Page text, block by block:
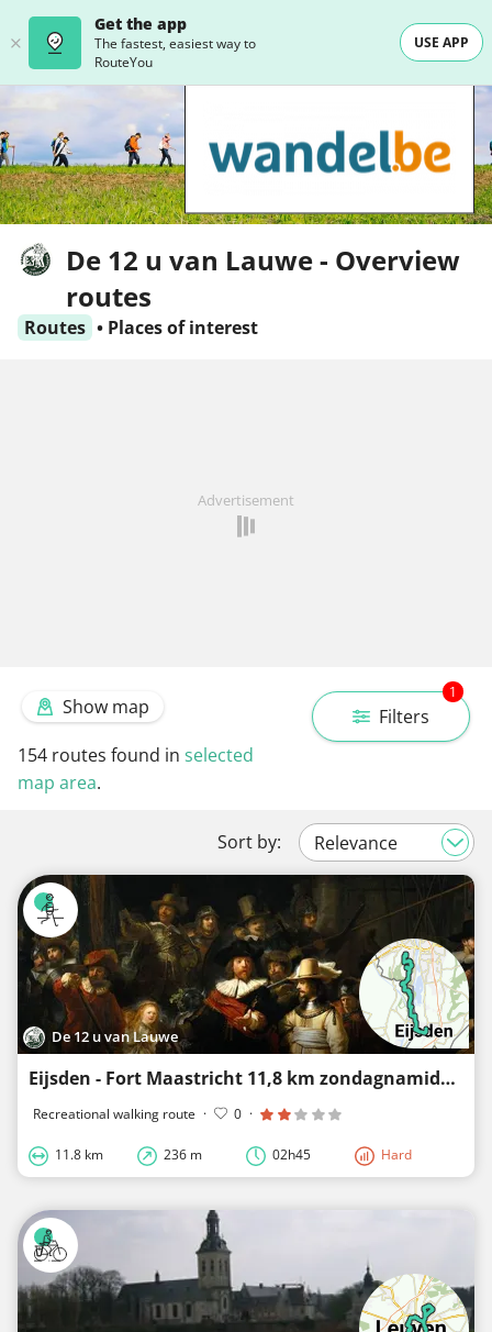
Get the app
The fastest, easiest way to
RouteYou
USE APP
De 12 u van Lauwe - Overview
routes
Routes • Places of interest
Advertisement
Filters
1
Show map
154 routes found in selected
map area.
Sort by:
De 12 u van Lauwe
Eijsden - Fort Maastricht 11,8 km zondagnamiddag 5 april 2026
Recreational walking route · 0 ·
11.8 km 236 m 02h45 Hard